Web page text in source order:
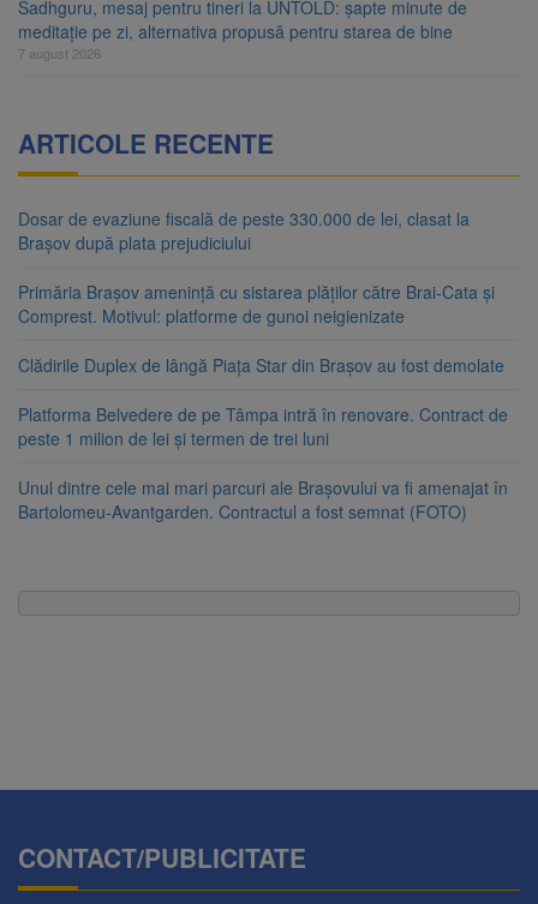
Sadhguru, mesaj pentru tineri la UNTOLD: șapte minute de
meditație pe zi, alternativa propusă pentru starea de bine
7 august 2026
ARTICOLE RECENTE
Dosar de evaziune fiscală de peste 330.000 de lei, clasat la
Brașov după plata prejudiciului
Primăria Brașov amenință cu sistarea plăților către Brai-Cata și
Comprest. Motivul: platforme de gunoi neigienizate
Clădirile Duplex de lângă Piața Star din Brașov au fost demolate
Platforma Belvedere de pe Tâmpa intră în renovare. Contract de
peste 1 milion de lei și termen de trei luni
Unul dintre cele mai mari parcuri ale Brașovului va fi amenajat în
Bartolomeu-Avantgarden. Contractul a fost semnat (FOTO)
CONTACT/PUBLICITATE